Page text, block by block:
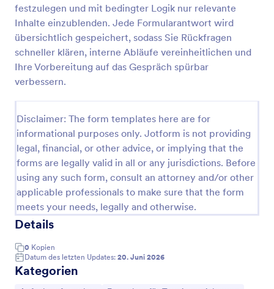
festzulegen und mit bedingter Logik nur relevante
Inhalte einzublenden. Jede Formularantwort wird
übersichtlich gespeichert, sodass Sie Rückfragen
schneller klären, interne Abläufe vereinheitlichen und
Ihre Vorbereitung auf das Gespräch spürbar
verbessern.
Disclaimer: The form templates here are for
informational purposes only. Jotform is not providing
legal, financial, or other advice, or implying that the
forms are legally valid in all or any jurisdictions. Before
using any such form, consult an attorney and/or other
applicable professionals to make sure that the form
meets your needs, legally and otherwise.
Details
0 Kopien
Datum des letzten Updates: 20. Juni 2026
Kategorien
Reiki Anamneseformular
Erfassen Sie mit dem Reiki-Anamneseformular von
Jotform vor Reiki-Sitzungen wichtige Angaben und
Einwilligungen, um Vorgespräche vorzubereiten und
Einzelpraxis zu organisieren.
Go to Category:
Vorlagen für Fragebögen
Vorlage verwenden
Vorschau